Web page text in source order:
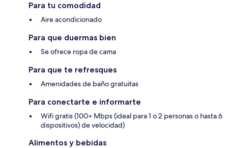
Para tu comodidad
Aire acondicionado
Para que duermas bien
Se ofrece ropa de cama
Para que te refresques
Amenidades de baño gratuitas
Para conectarte e informarte
Wifi gratis (100+ Mbps (ideal para 1 o 2 personas o hasta 6
dispositivos) de velocidad)
Alimentos y bebidas